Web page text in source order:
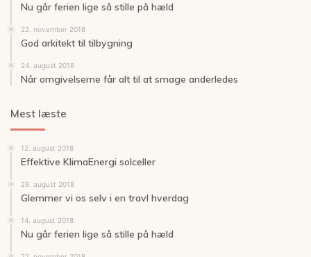
Nu går ferien lige så stille på hæld
22. november 2018
God arkitekt til tilbygning
24. august 2018
Når omgivelserne får alt til at smage anderledes
Mest læste
12. august 2018
Effektive KlimaEnergi solceller
29. august 2018
Glemmer vi os selv i en travl hverdag
14. august 2018
Nu går ferien lige så stille på hæld